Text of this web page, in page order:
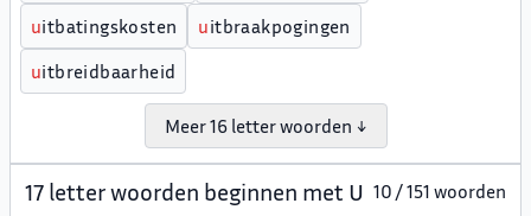
uitbatingskosten uitbraakpogingen
uitbreidbaarheid
Meer 16 letter woorden ↓
17 letter woorden beginnen met U 10 / 151 woorden